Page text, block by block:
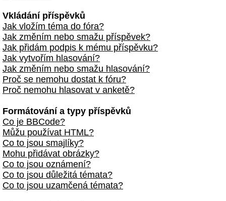
Vkládání příspěvků
Jak vložím téma do fóra?
Jak změním nebo smažu příspěvek?
Jak přidám podpis k mému příspěvku?
Jak vytvořím hlasování?
Jak změním nebo smažu hlasování?
Proč se nemohu dostat k fóru?
Proč nemohu hlasovat v anketě?
Formátování a typy příspěvků
Co je BBCode?
Můžu používat HTML?
Co to jsou smajlíky?
Mohu přidávat obrázky?
Co to jsou oznámení?
Co to jsou důležitá témata?
Co to jsou uzamčená témata?